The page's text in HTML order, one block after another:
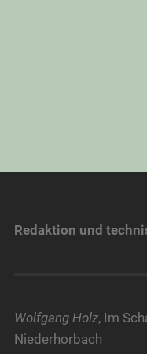
Redaktion und
Wolfgang Holz, Im
Niederhorbach